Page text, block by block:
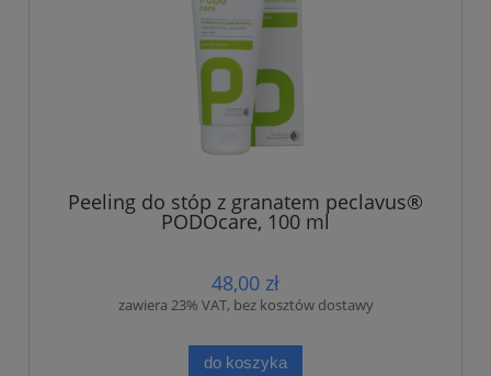
Peeling do stóp z granatem peclavus®
PODOcare, 100 ml
48,00 zł
zawiera 23% VAT, bez kosztów dostawy
do koszyka